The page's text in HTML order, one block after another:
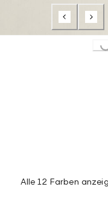
Loading...
Alle 12 Farben